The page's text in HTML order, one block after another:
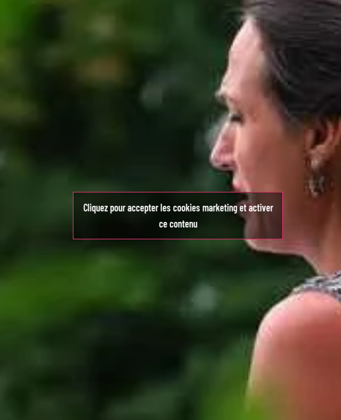
Cliquez pour accepter les cookies marketing et activer
ce contenu